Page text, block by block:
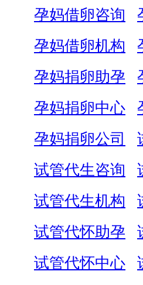
孕妈借卵咨询
孕妈借卵机构
孕妈捐卵助孕
孕妈捐卵中心
孕妈捐卵公司
试管代生咨询
试管代生机构
试管代怀助孕
试管代怀中心